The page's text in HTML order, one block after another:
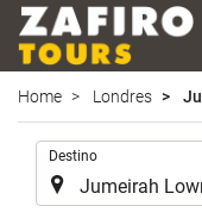
Home Londres
Introduzca
lugar
Destino